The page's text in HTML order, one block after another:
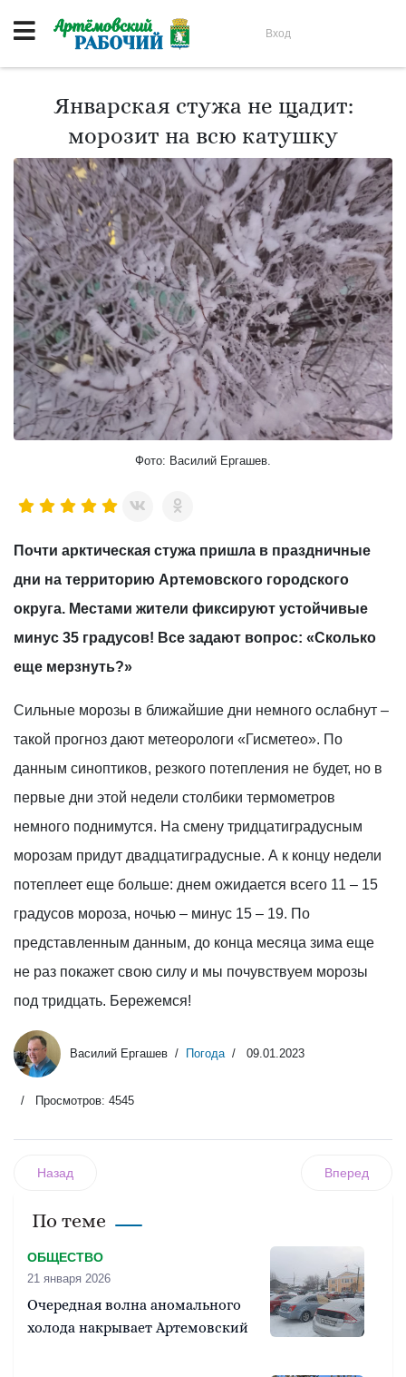
Вход
Январская стужа не щадит:
морозит на всю катушку
Фото: Василий Ергашев.
Почти арктическая стужа пришла в праздничные
дни на территорию Артемовского городского
округа. Местами жители фиксируют устойчивые
минус 35 градусов! Все задают вопрос: «Сколько
еще мерзнуть?»
Сильные морозы в ближайшие дни немного ослабнут –
такой прогноз дают метеорологи «Гисметео». По
данным синоптиков, резкого потепления не будет, но в
первые дни этой недели столбики термометров
немного поднимутся. На смену тридцатиградусным
морозам придут двадцатиградусные. А к концу недели
потеплеет еще больше: днем ожидается всего 11 – 15
градусов мороза, ночью – минус 15 – 19. По
представленным данным, до конца месяца зима еще
не раз покажет свою силу и мы почувствуем морозы
под тридцать. Бережемся!
Василий Ергашев Погода 09.01.2023
Просмотров: 4545
Назад Вперед
По теме
ОБЩЕСТВО
21 января 2026
Очередная волна аномального
холода накрывает Артемовский